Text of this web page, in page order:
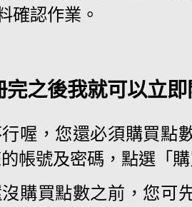
確認作業。
完之後我就可以立
喔，您還必須購買點
的帳號及密碼，點選「
購買點數之前，您可